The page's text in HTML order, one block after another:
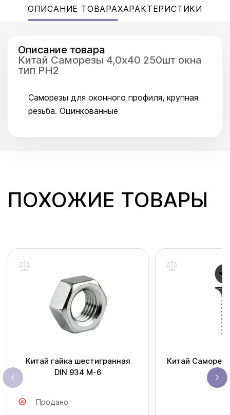
ОПИСАНИЕ ТОВАРАХАРАКТЕРИСТИКИ
Описание товара
Китай Саморезы 4,0x40 250шт окна
тип PH2
Саморезы для оконного профиля, крупная
резьба. Оцинкованные
ПОХОЖИЕ ТОВАРЫ
Китай гайка шестигранная
DIN 934 M-6
Продано
Китай